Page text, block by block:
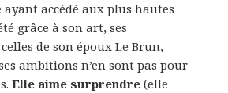
accédé aux plus hautes
grâce à son art, ses
de son époux Le Brun,
ambitions n’en sont pas pour
Elle aime surprendre (elle